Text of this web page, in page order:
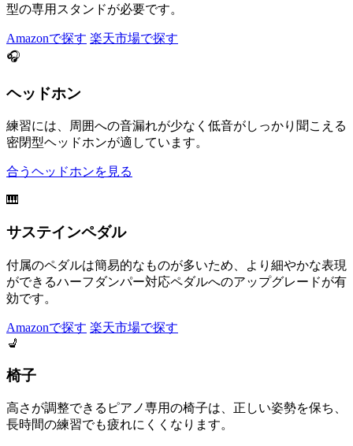
型の専用スタンドが必要です。
Amazonで探す 楽天市場で探す
🎧
ヘッドホン
練習には、周囲への音漏れが少なく低音がしっかり聞こえる
密閉型ヘッドホンが適しています。
合うヘッドホンを見る
🎹
サステインペダル
付属のペダルは簡易的なものが多いため、より細やかな表現
ができるハーフダンパー対応ペダルへのアップグレードが有
効です。
Amazonで探す 楽天市場で探す
💺
椅子
高さが調整できるピアノ専用の椅子は、正しい姿勢を保ち、
長時間の練習でも疲れにくくなります。